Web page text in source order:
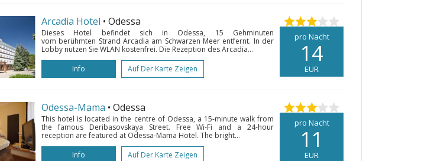
pro Nacht
14
EUR
Arcadia Hotel • Odessa
Dieses Hotel befindet sich in Odessa, 15 Gehminuten
vom berühmten Strand Arcadia am Schwarzen Meer entfernt. In der
Lobby nutzen Sie WLAN kostenfrei. Die Rezeption des Arcadia...
Info
Auf Der Karte Zeigen
pro Nacht
11
EUR
Odessa-Mama • Odessa
This hotel is located in the centre of Odessa, a 15-minute walk from
the famous Deribasovskaya Street. Free Wi-Fi and a 24-hour
reception are featured at Odessa-Mama Hotel. The bright...
Info
Auf Der Karte Zeigen